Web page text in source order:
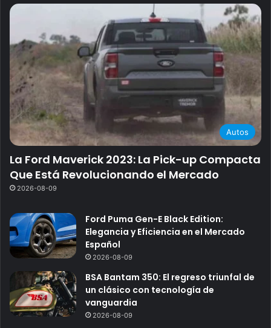
Autos
La Ford Maverick 2023: La Pick-up Compacta
Que Está Revolucionando el Mercado
2026-08-09
Ford Puma Gen-E Black Edition:
Elegancia y Eficiencia en el Mercado
Español
2026-08-09
BSA Bantam 350: El regreso triunfal de
un clásico con tecnología de
vanguardia
2026-08-09